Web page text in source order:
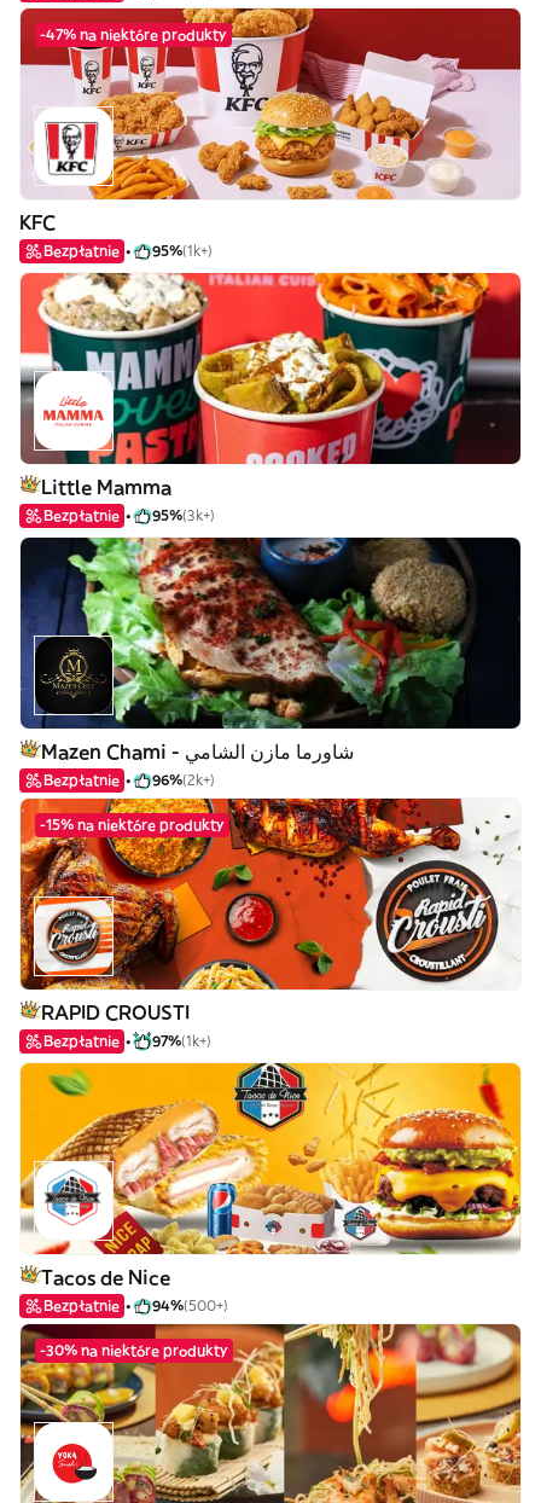
-47% na niektóre produkty
KFC
Bezpłatnie 95%(1k+)
Little Mamma
Bezpłatnie 95%(3k+)
Mazen Chami - شاورما مازن الشامي
Bezpłatnie 96%(2k+)
-15% na niektóre produkty
RAPID CROUSTI
Bezpłatnie 97%(1k+)
Tacos de Nice
Bezpłatnie 94%(500+)
-30% na niektóre produkty